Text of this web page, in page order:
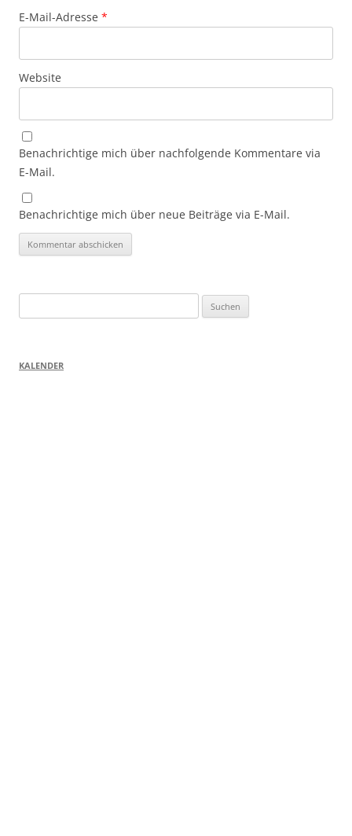
E-Mail-Adresse *
Website
Benachrichtige mich über nachfolgende Kommentare via
E-Mail.
Benachrichtige mich über neue Beiträge via E-Mail.
nach:
KALENDER